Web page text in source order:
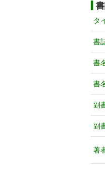
タ
書
書
書
副
副
著